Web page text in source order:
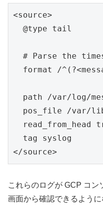
<source>
  @type tail
# Parse the
format /
path /var/log/
pos_file /var/
read_from_head
  tag syslog
</source>
これらのログが GCP コ
画面から確認できるように